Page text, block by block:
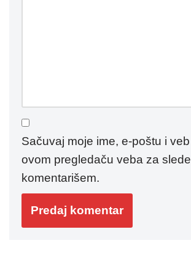
Sačuvaj moje ime, e-poštu i
ovom pregledaču veba za
komentarišem.